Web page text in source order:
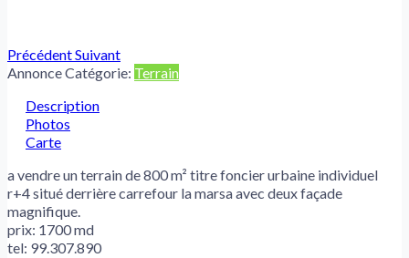
PrécédentSuivant
Annonce Catégorie: Terrain
Description
Photos
Carte
a vendre un terrain de 800 m² titre foncier urbaine individuel
r+4 situé derrière carrefour la marsa avec deux façade
magnifique.
prix: 1700 md
tel: 99.307.890